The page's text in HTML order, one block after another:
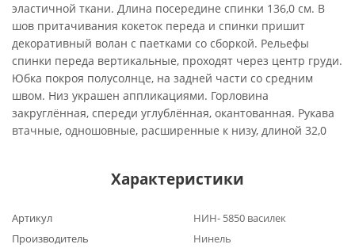
эластичной ткани. Длина посередине спинки 136,0 см. В
шов притачивания кокеток переда и спинки пришит
декоративный волан с паетками со сборкой. Рельефы
спинки переда вертикальные, проходят через центр груди.
Юбка покроя полусолнце, на задней части со средним
швом. Низ украшен аппликациями. Горловина
закруглённая, спереди углублённая, окантованная. Рукава
втачные, одношовные, расширенные к низу, длиной 32,0
Характеристики
Артикул
НИН- 5850 василек
Производитель
Нинель